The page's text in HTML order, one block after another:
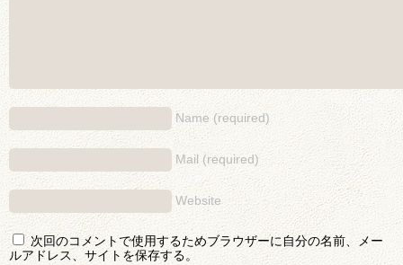
Name (required)
Mail (required)
Website
次回のコメントで使用するためブラウザーに自分の名前、メー
ルアドレス、サイトを保存する。